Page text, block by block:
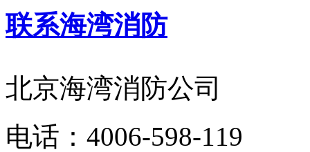
联系海湾消防
北京海湾消防公司
电话： 4006-598-119